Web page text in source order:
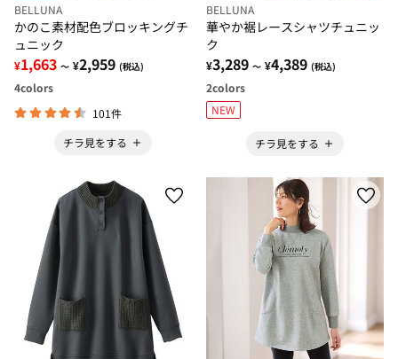
BELLUNA
かのこ素材配色ブロッキングチ
ュニック
¥1,663 ～ ¥2,959 (税込)
4colors
101件
チラ見をする
BELLUNA
華やか裾レースシャツチュニッ
ク
¥3,289 ～ ¥4,389 (税込)
2colors
NEW
チラ見をする